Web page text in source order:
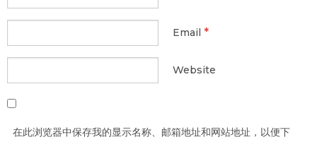
Email *
Website
在此浏览器中保存我的显示名称、邮箱地址和网站地址，以便下